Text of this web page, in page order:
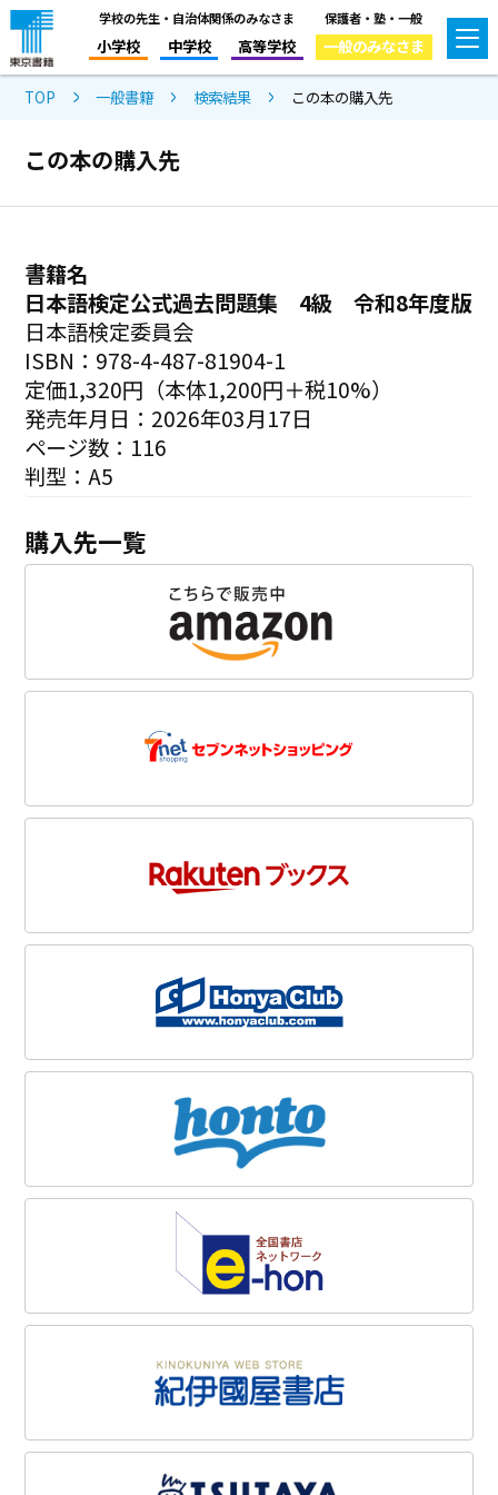
学校の先生・自治体関係のみなさま
小学校 中学校 高等学校
保護者・塾・一般
一般のみなさま
TOP 一般書籍 検索結果 この本の購入先
この本の購入先
書籍名
日本語検定公式過去問題集 4級 令和8年度版
日本語検定委員会
ISBN：978-4-487-81904-1
定価1,320円（本体1,200円＋税10%）
発売年月日：2026年03月17日
ページ数：116
判型：A5
購入先一覧